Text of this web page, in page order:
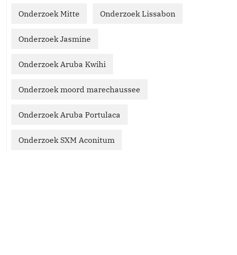
Onderzoek Mitte Onderzoek Lissabon
Onderzoek Jasmine
Onderzoek Aruba Kwihi
Onderzoek moord marechaussee
Onderzoek Aruba Portulaca
Onderzoek SXM Aconitum